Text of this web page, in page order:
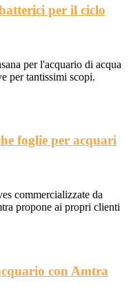
per il ciclo
per l'acquario di acqua
per tantissimi scopi.
foglie per acquari
commercializzate da
propone ai propri clienti
con Amtra